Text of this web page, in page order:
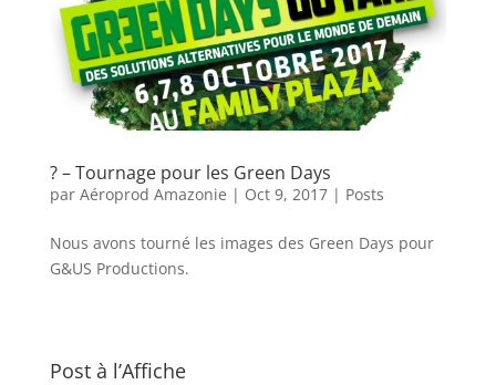
? – Tournage pour les Green Days
par Aéroprod Amazonie | Oct 9, 2017| Posts
Nous avons tourné les images des Green Days pour
G&US Productions.
Post à l’Affiche